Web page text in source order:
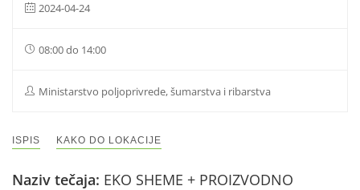
2024-04-24
08:00 do 14:00
Ministarstvo poljoprivrede, šumarstva i ribarstva
ISPIS KAKO DO LOKACIJE
Naziv tečaja: EKO SHEME + PROIZVODNO